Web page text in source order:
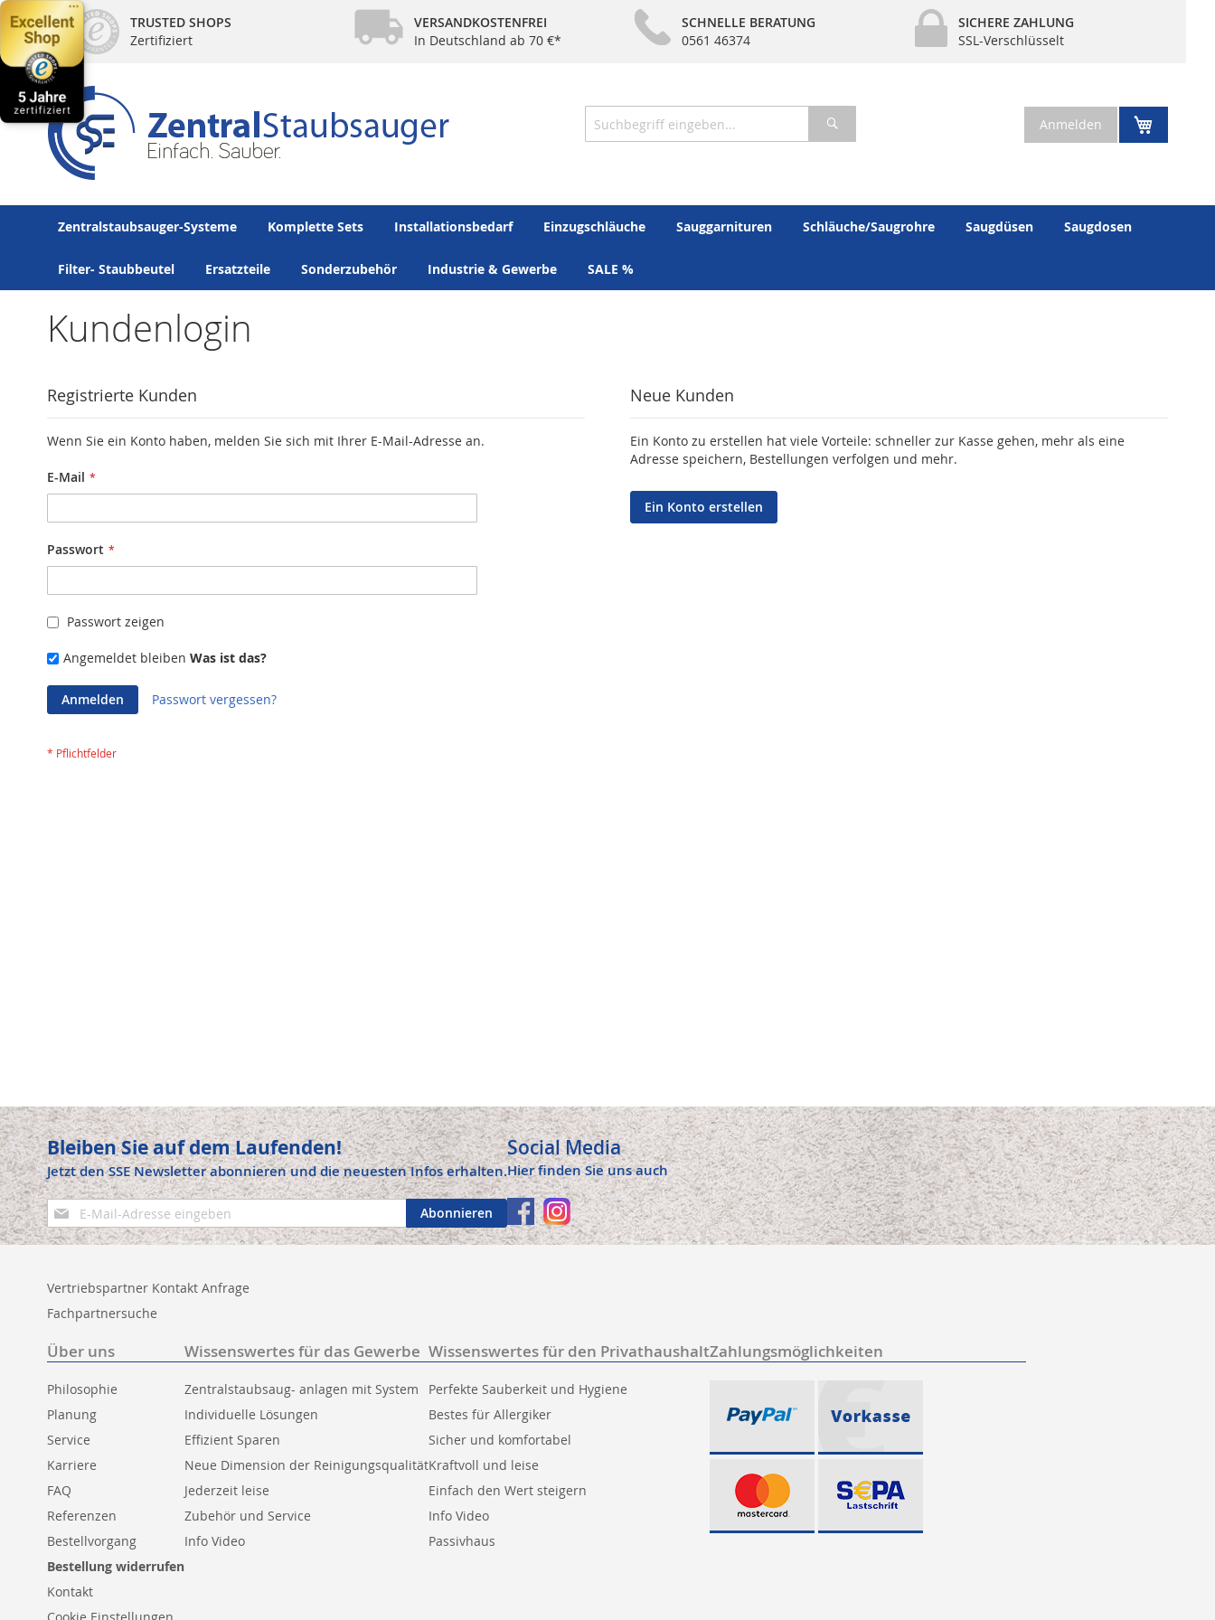
Direkt
zum
Inhalt
TRUSTED SHOPS
Zertifiziert
VERSANDKOSTENFREI
In Deutschland ab 70 €*
SCHNELLE BERATUNG
0561 46374
SICHERE ZAHLUNG
SSL-Verschlüsselt
Anmelden
Suche
Zentralstaubsauger-Systeme Komplette Sets Installationsbedarf Einzugschläuche Sauggarnituren Schläuche/Saugrohre Saugdüsen Saugdosen
Filter- Staubbeutel Ersatzteile Sonderzubehör Industrie & Gewerbe SALE %
Kundenlogin
Registrierte Kunden
Wenn Sie ein Konto haben, melden Sie sich mit Ihrer E-Mail-Adresse an.
E-Mail
Passwort
Passwort zeigen
Angemeldet bleiben Was ist das?
Anmelden Passwort vergessen?
Neue Kunden
Ein Konto zu erstellen hat viele Vorteile: schneller zur Kasse gehen, mehr als eine
Adresse speichern, Bestellungen verfolgen und mehr.
Ein Konto erstellen
Bleiben Sie auf dem Laufenden!
Jetzt den SSE Newsletter abonnieren und die neuesten Infos erhalten.
Anmeldung
zum
Newsletter:
Abonnieren
Social Media
Hier finden Sie uns auch
Vertriebspartner Kontakt Anfrage
Fachpartnersuche
Über uns
Philosophie
Planung
Service
Karriere
FAQ
Referenzen
Bestellvorgang
Bestellung widerrufen
Kontakt
Wissenswertes für das Gewerbe
Zentralstaubsaug- anlagen mit System
Individuelle Lösungen
Effizient Sparen
Neue Dimension der Reinigungsqualität
Jederzeit leise
Zubehör und Service
Info Video
Wissenswertes für den Privathaushalt
Perfekte Sauberkeit und Hygiene
Bestes für Allergiker
Sicher und komfortabel
Kraftvoll und leise
Einfach den Wert steigern
Info Video
Passivhaus
Zahlungsmöglichkeiten